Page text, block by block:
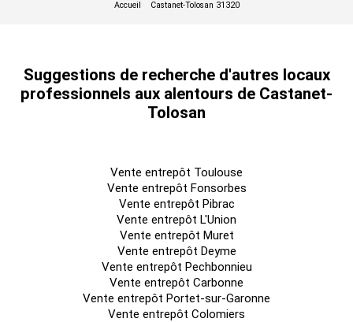
Suggestions de recherche d'autres locaux
professionnels aux alentours de Castanet-
Tolosan
Vente entrepôt Toulouse
Vente entrepôt Fonsorbes
Vente entrepôt Pibrac
Vente entrepôt L'Union
Vente entrepôt Muret
Vente entrepôt Deyme
Vente entrepôt Pechbonnieu
Vente entrepôt Carbonne
Vente entrepôt Portet-sur-Garonne
Vente entrepôt Colomiers